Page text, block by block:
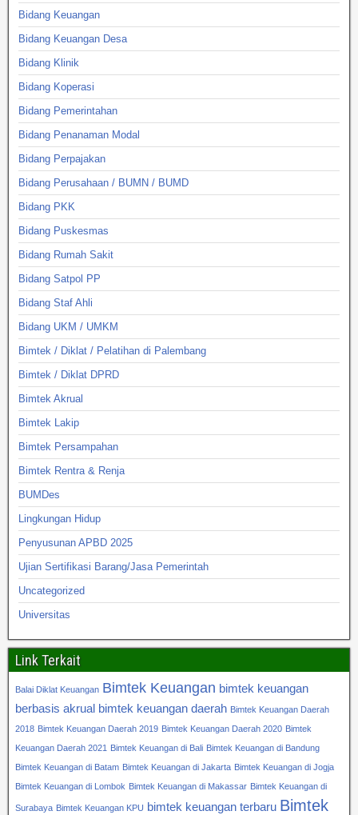
Bidang Keuangan
Bidang Keuangan Desa
Bidang Klinik
Bidang Koperasi
Bidang Pemerintahan
Bidang Penanaman Modal
Bidang Perpajakan
Bidang Perusahaan / BUMN / BUMD
Bidang PKK
Bidang Puskesmas
Bidang Rumah Sakit
Bidang Satpol PP
Bidang Staf Ahli
Bidang UKM / UMKM
Bimtek / Diklat / Pelatihan di Palembang
Bimtek / Diklat DPRD
Bimtek Akrual
Bimtek Lakip
Bimtek Persampahan
Bimtek Rentra & Renja
BUMDes
Lingkungan Hidup
Penyusunan APBD 2025
Ujian Sertifikasi Barang/Jasa Pemerintah
Uncategorized
Universitas
Link Terkait
Balai Diklat Keuangan Bimtek Keuangan bimtek keuangan
berbasis akrual bimtek keuangan daerah Bimtek Keuangan Daerah
2018 Bimtek Keuangan Daerah 2019 Bimtek Keuangan Daerah 2020 Bimtek
Keuangan Daerah 2021 Bimtek Keuangan di Bali Bimtek Keuangan di Bandung
Bimtek Keuangan di Batam Bimtek Keuangan di Jakarta Bimtek Keuangan di Jogja
Bimtek Keuangan di Lombok Bimtek Keuangan di Makassar Bimtek Keuangan di
Surabaya Bimtek Keuangan KPU bimtek keuangan terbaru Bimtek